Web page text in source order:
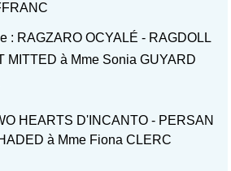
: RAGZARO OCYALÉ - RAGDOLL
MITTED à Mme Sonia GUYARD
HEARTS D'INCANTO - PERSAN
à Mme Fiona CLERC